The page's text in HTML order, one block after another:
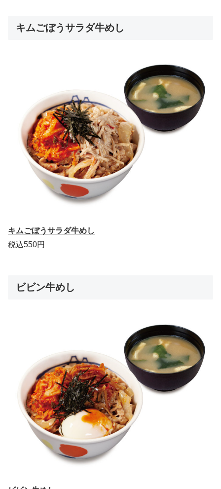
キムごぼうサラダ牛めし
キムごぼうサラダ牛めし
税込550円
ビビン牛めし